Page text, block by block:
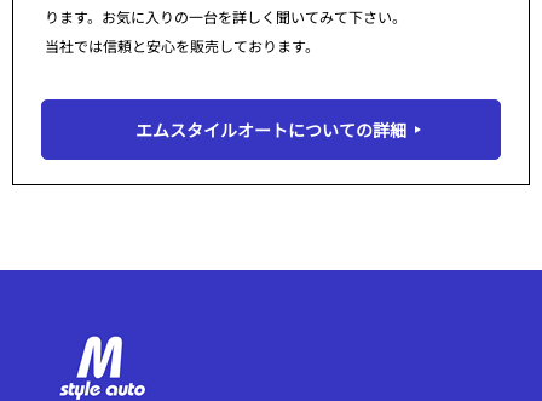
ります。お気に入りの一台を詳しく聞いてみて下さい。
当社では信頼と安心を販売しております。
エムスタイルオートについての詳細